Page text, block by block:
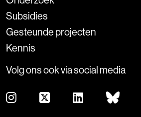
Subsidies
Gesteunde projecten
Kennis
Volg ons ook via social media